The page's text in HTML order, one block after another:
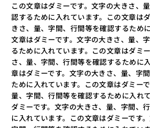
この文章はダミーです。文字の大きさ、
認するために入れています。この文章は
きさ、量、字間、行間等を確認するため
文章はダミーです。文字の大きさ、量、
るために入れています。この文章はダミ
さ、量、字間、行間等を確認するために
章はダミーです。文字の大きさ、量、字
ために入れています。この文章はダミー
量、字間、行間等を確認するために入れ
ダミーです。文字の大きさ、量、字間、
に入れています。この文章はダミーです